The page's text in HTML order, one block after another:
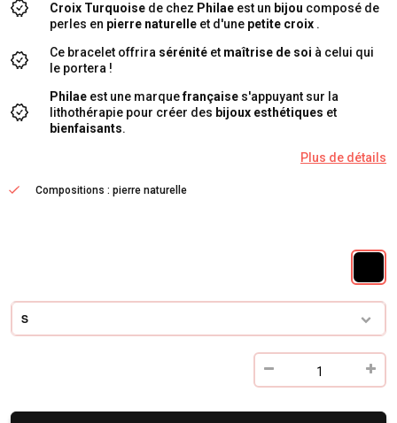
Croix Turquoise de chez Philae est un bijou composé de
perles en pierre naturelle et d'une petite croix .
Ce bracelet offrira sérénité et maîtrise de soi à celui qui
le portera !
Philae est une marquefrançaise s'appuyant sur la
lithothérapie pour créer des bijoux esthétiques et
bienfaisants.
Plus de détails
Compositions : pierre naturelle